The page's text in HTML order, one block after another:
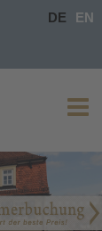
DE EN